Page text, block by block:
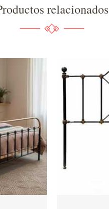
relacionados